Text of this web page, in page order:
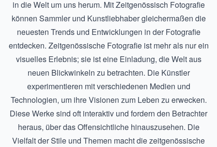
in die Welt um uns herum. MitZeitgenössisch Fotografie
können Sammler und Kunstliebhaber gleichermaßen die
neuesten Trends und Entwicklungen in der Fotografie
entdecken. Zeitgenössische Fotografie ist mehr als nur ein
visuelles Erlebnis; sie ist eine Einladung, die Welt aus
neuen Blickwinkeln zu betrachten. Die Künstler
experimentieren mit verschiedenen Medien und
Technologien, um ihre Visionen zum Leben zu erwecken.
Diese Werke sind oft interaktiv und fordern den Betrachter
heraus, über das Offensichtliche hinauszusehen. Die
Vielfalt der Stile und Themen macht die zeitgenössische